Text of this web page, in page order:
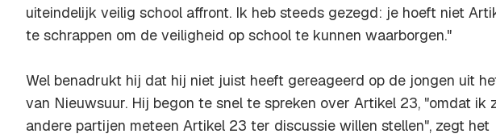
uiteindelijk veilig school affront. Ik heb steeds gezegd: je hoeft niet
te schrappen om de veiligheid op school te kunnen waarborgen."
Wel benadrukt hij dat hij niet juist heeft gereageerd op de jongen uit
van Nieuwsuur. Hij begon te snel te spreken over Artikel 23, "omdat ik
andere partijen meteen Artikel 23 ter discussie willen stellen", zegt het